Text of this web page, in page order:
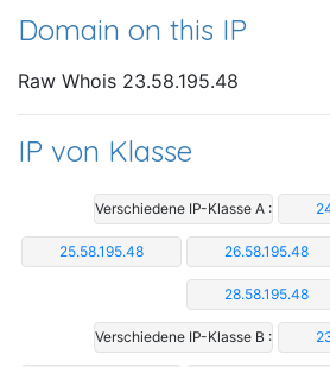
Domain on this IP
Raw Whois 23.58.195.48
IP von Klasse
Verschiedene IP-Klasse A :
25.58.195.48 26.58.195.48
28.58.195.48
Verschiedene IP-Klasse B :